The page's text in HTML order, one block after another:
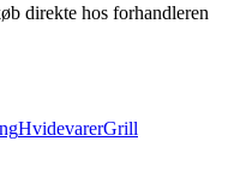
direkte hos forhandleren
HvidevarerGrill